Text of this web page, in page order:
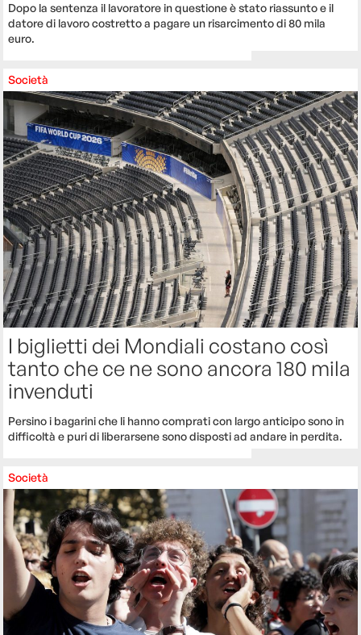
Dopo la sentenza il lavoratore in questione è stato riassunto e il
datore di lavoro costretto a pagare un risarcimento di 80 mila
euro.
Società
I biglietti dei Mondiali costano così
tanto che ce ne sono ancora 180 mila
invenduti
Persino i bagarini che li hanno comprati con largo anticipo sono in
difficoltà e puri di liberarsene sono disposti ad andare in perdita.
Società